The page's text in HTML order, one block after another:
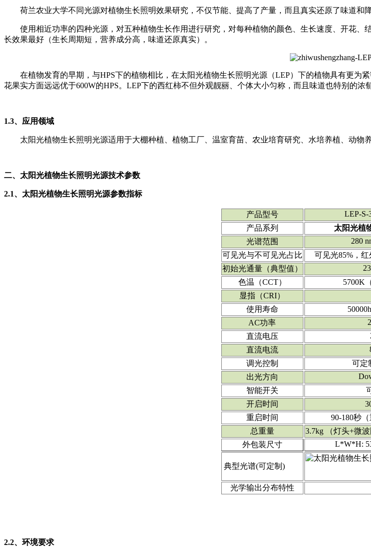
荷兰农业大学不同光源对植物生长照明效果研究，不仅节能、提高了产量，而且真实还原了味道和降
使用相近功率的四种光源，对五种植物生长作用进行研究，对每种植物的颜色、生长速度、开花
长效果最好（生长周期短，营养成分高，味道还原真实）。
在植物发育的早期，与HPS下的植物相比，在太阳光植物生长照明光源（LEP）下的植物具有更为
花果实方面远远优于600W的HPS。LEP下的西红柿不但外观靓丽、个体大小匀称，而且味道也特别的浓
1.3、应用领域
太阳光植物生长照明光源适用于大棚种植、植物工厂、温室育苗、农业培育研究、水培养植、动物
二、太阳光植物生长照明光源技术参数
2.1、太阳光植物生长照明光源参数指标
产品型号
LEP-S-
产品系列
太阳光植
光谱范围
280
可见光与不可见光占比
可见光85%，
初始光通量（典型值）
色温（CCT）
5700K
显指（CRI）
使用寿命
AC功率
直流电压
直流电流
调光控制
可定
出光方向
智能开关
开启时间
重启时间
90-180秒
总重量
3.7kg （灯头+微
外包装尺寸
L*W*H:
典型光谱(可定制)
光学输出分布特性
2.2、环境要求